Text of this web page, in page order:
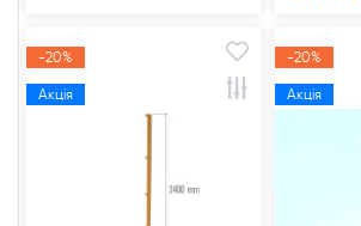
-20%
Акція
-20%
Акція